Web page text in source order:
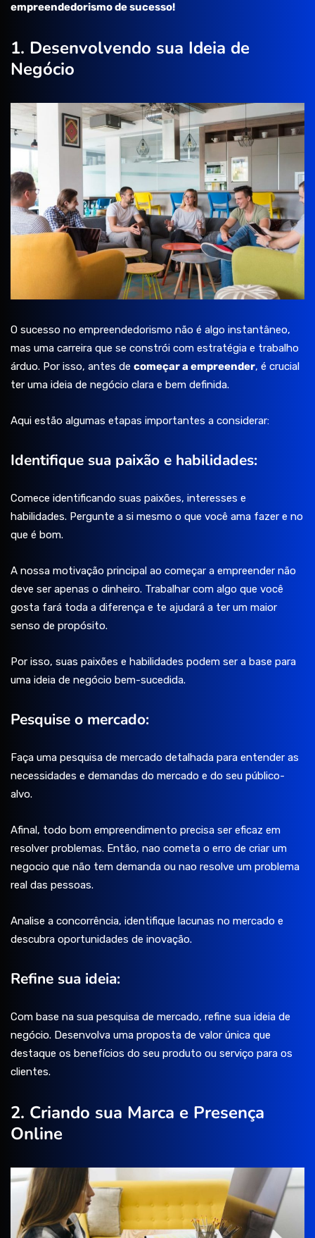
empreendedorismo de sucesso!
1. Desenvolvendo sua Ideia de
Negócio
O sucesso no empreendedorismo não é algo instantâneo,
mas uma carreira que se constrói com estratégia e trabalho
árduo. Por isso, antes de começar a empreender, é crucial
ter uma ideia de negócio clara e bem definida.
Aqui estão algumas etapas importantes a considerar:
Identifique sua paixão e habilidades:
Comece identificando suas paixões, interesses e
habilidades. Pergunte a si mesmo o que você ama fazer e no
que é bom.
A nossa motivação principal ao começar a empreender não
deve ser apenas o dinheiro. Trabalhar com algo que você
gosta fará toda a diferença e te ajudará a ter um maior
senso de propósito.
Por isso, suas paixões e habilidades podem ser a base para
uma ideia de negócio bem-sucedida.
Pesquise o mercado:
Faça uma pesquisa de mercado detalhada para entender as
necessidades e demandas do mercado e do seu público-
alvo.
Afinal, todo bom empreendimento precisa ser eficaz em
resolver problemas. Então, nao cometa o erro de criar um
negocio que não tem demanda ou nao resolve um problema
real das pessoas.
Analise a concorrência, identifique lacunas no mercado e
descubra oportunidades de inovação.
Refine sua ideia:
Com base na sua pesquisa de mercado, refine sua ideia de
negócio. Desenvolva uma proposta de valor única que
destaque os benefícios do seu produto ou serviço para os
clientes.
2. Criando sua Marca e Presença
Online